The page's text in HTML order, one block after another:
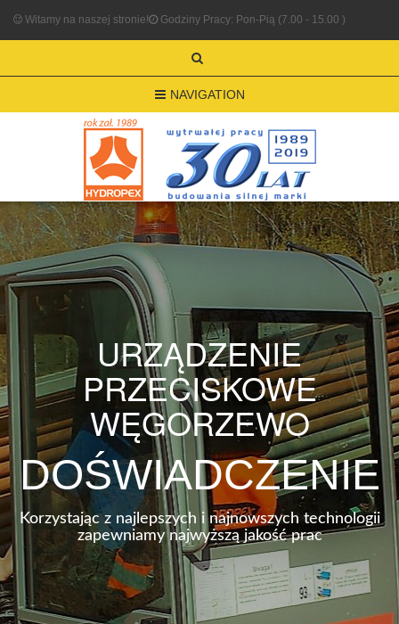
Witamy na naszej stronie! Godziny Pracy: Pon-Pią (7.00 - 15.00 )
NAVIGATION
URZĄDZENIE
PRZECISKOWE
WĘGORZEWO
DOŚWIADCZENIE
Korzystając z najlepszych i najnowszych technologii
zapewniamy najwyższą jakość prac